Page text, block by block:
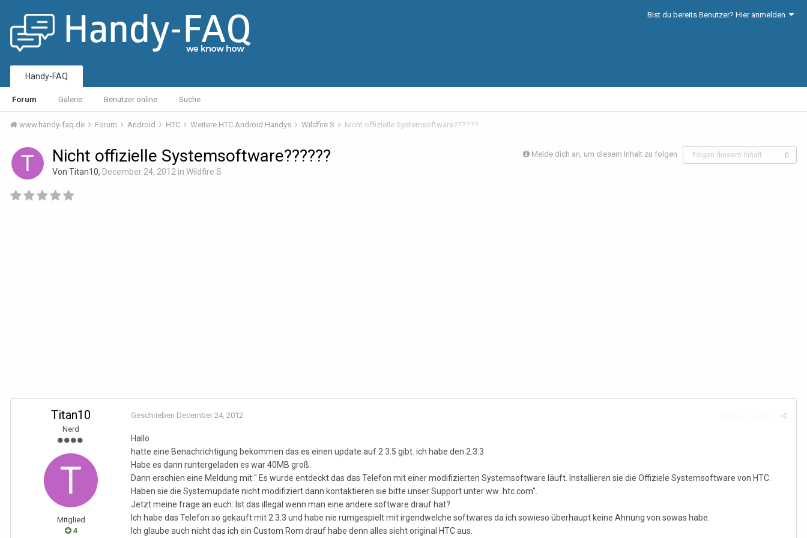
Bist du bereits Benutzer? Hier anmelden
Handy-FAQ
Forum Galerie Benutzer online Suche
www.handy-faq.de Forum Android HTC Weitere HTC Android Handys Wildfire S Nicht offizielle Systemsoftware??????
Melde dich an, um diesem Inhalt zu folgen Folgen diesem Inhalt 0
Nicht offizielle Systemsoftware??????
Von Titan10, December 24, 2012 in Wildfire S
Titan10
Nerd
Mitglied
4
Geschrieben December 24, 2012
Hallo
hatte eine Benachrichtigung bekommen das es einen update auf 2.3.5 gibt. ich habe den 2.3.3
Habe es dann runtergeladen es war 40MB groß.
Dann erschien eine Meldung mit:" Es wurde entdeckt das das Telefon mit einer modifizierten Systemsoftware läuft. Installieren sie die Offiziele Systemsoftware von HTC.
Haben sie die Systemupdate nicht modifiziert dann kontaktieren sie bitte unser Support unter ww .htc.com".
Jetzt meine frage an euch: Ist das illegal wenn man eine andere software drauf hat?
Ich habe das Telefon so gekauft mit 2.3.3 und habe nie rumgespielt mit irgendwelche softwares da ich sowieso überhaupt keine Ahnung von sowas habe.
Ich glaube auch nicht das ich ein Custom Rom drauf habe denn alles sieht original HTC aus.